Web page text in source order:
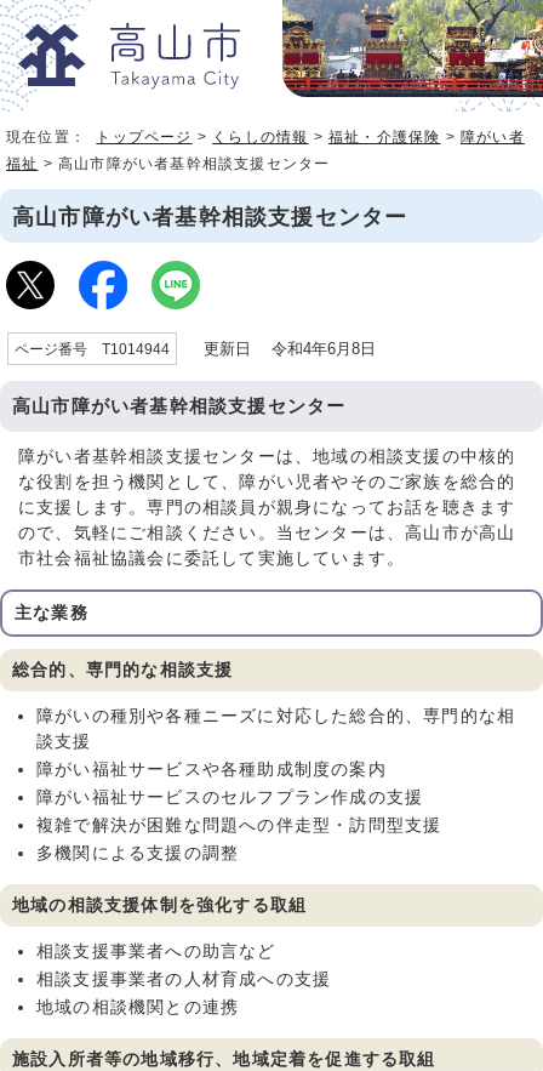
現在位置： トップページ > くらしの情報 >福祉・介護保険 > 障がい者
福祉 > 高山市障がい者基幹相談支援センター
高山市障がい者基幹相談支援センター
ページ番号 T1014944 更新日 令和4年6月8日
高山市障がい者基幹相談支援センター
障がい者基幹相談支援センターは、地域の相談支援の中核的
な役割を担う機関として、障がい児者やそのご家族を総合的
に支援します。専門の相談員が親身になってお話を聴きます
ので、気軽にご相談ください。当センターは、高山市が高山
市社会福祉協議会に委託して実施しています。
主な業務
総合的、専門的な相談支援
障がいの種別や各種ニーズに対応した総合的、専門的な相
談支援
障がい福祉サービスや各種助成制度の案内
障がい福祉サービスのセルフプラン作成の支援
複雑で解決が困難な問題への伴走型・訪問型支援
多機関による支援の調整
地域の相談支援体制を強化する取組
相談支援事業者への助言など
相談支援事業者の人材育成への支援
地域の相談機関との連携
施設入所者等の地域移行、地域定着を促進する取組